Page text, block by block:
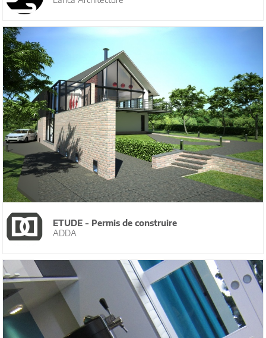
ETUDE - Permis de construire
ADDA